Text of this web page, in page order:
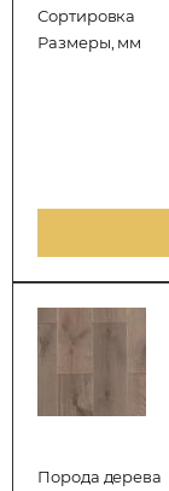
Сортировка
Размеры, мм
Порода дерева